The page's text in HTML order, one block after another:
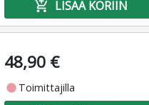
add_shopping_cart LISÄÄ KORIIN
48,90 €
fiber_manual_record Toimittajilla